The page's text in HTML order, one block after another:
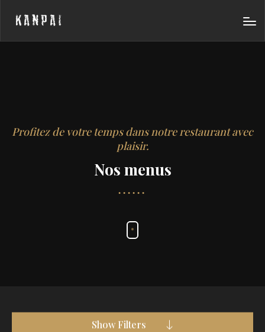
KANPAI
Profitez de votre temps dans notre restaurant avec
plaisir.
Nos menus
Show Filters